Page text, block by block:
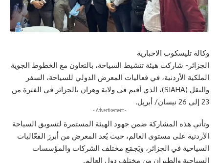
وكالة تليسكوب الاخبارية
الجزائر- شاركت هيئة تنشيط السياحة، بالتعاون مع الخطوط الجوية
الملكية الأردنية، في فعاليات المعرض الدولي للسياحة، السفر
والنقل (SIAHA)، الذي أقيم في ولاية وهران بالجزائر في الفترة من
23 إلى 26 نيسان/ أبريل.
- Advertisement -
وتأتي هذه المشاركة ضمن جهود الهيئة المستمرة لتسويق السياحة
الأردنية على مستوى العالم، حيث يُعد المعرض من أبرز الفعّاليات
السياحية في الجزائر، ويَجمَع مختلف الشركات والمؤسسات
السياحية والطيران من مختلف دول العالم.